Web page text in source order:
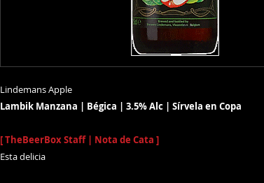
Lindemans Apple
Lambik Manzana | Bégica | 3.5% Alc | Sírvela en Copa
[ TheBeerBox Staff | Nota de Cata ]
Esta delicia